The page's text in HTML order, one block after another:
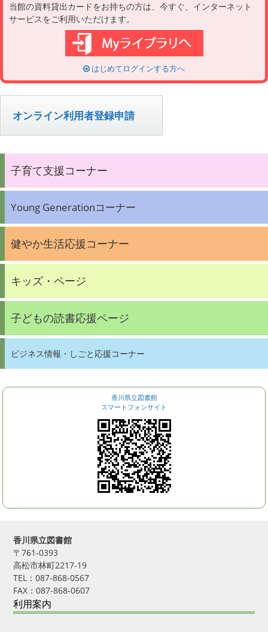
当館の資料貸出カードをお持ちの方は、今すぐ、インターネット
サービスをご利用いただけます。
はじめてログインする方へ
オンライン利用者登録申請
子育て支援コーナー
Young Generationコーナー
健やか生活応援コーナー
キッズ・ページ
子どもの読書応援ページ
ビジネス情報・しごと応援コーナー
香川県立図書館
スマートフォンサイト
香川県立図書館
〒761-0393
高松市林町2217-19
TEL：087-868-0567
FAX：087-868-0607
利用案内